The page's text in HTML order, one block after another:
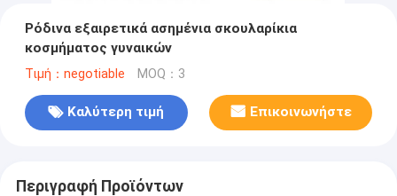
Ρόδινα εξαιρετικά ασημένια σκουλαρίκια
κοσμήματος γυναικών
Τιμή：negotiable MOQ：3
Καλύτερη τιμή Επικοινωνήστε
Περιγραφή Προϊόντων